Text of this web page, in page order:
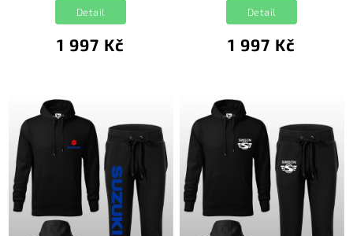
1 997 Kč
Detail
1 997 Kč
Detail